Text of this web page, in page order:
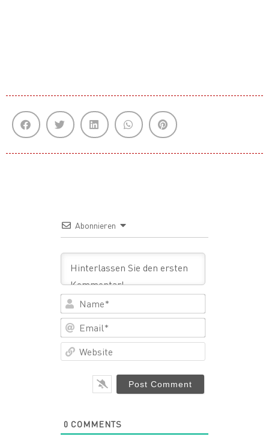
Abonnieren
0 COMMENTS